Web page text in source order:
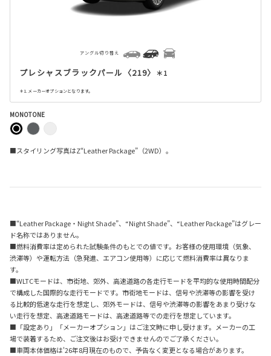
プレシャスブラックパール〈219〉 ＊1
＊1. メーカーオプションとなります。
アングル切り替え
MONOTONE
■スタイリング写真はZ“Leather Package”（2WD）。
■“Leather Package・Night Shade”、“Night Shade”、“Leather Package”はグレー
ド名称ではありません。
■燃料消費率は定められた試験条件のもとでの値です。お客様の使用環境（気象、
渋滞等）や運転方法（急発進、エアコン使用等）に応じて燃料消費率は異なりま
す。
■WLTCモードは、市街地、郊外、高速道路の各走行モードを平均的な使用時間配分
で構成した国際的な走行モードです。市街地モードは、信号や渋滞等の影響を受け
る比較的低速な走行を想定し、郊外モードは、信号や渋滞等の影響をあまり受けな
い走行を想定、高速道路モードは、高速道路等での走行を想定しています。
■「設定あり」「メーカーオプション」はご注文時に申し受けます。メーカーの工
場で装着するため、ご注文後はお受けできませんのでご了承ください。
■車両本体価格は'26年8月現在のもので、予告なく変更となる場合があります。